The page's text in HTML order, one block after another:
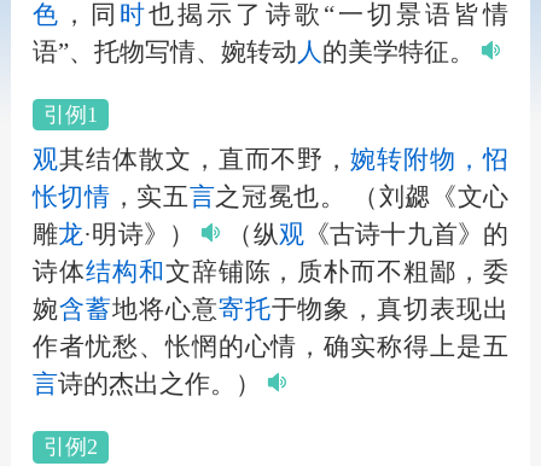
色 ，同 时也揭示了诗歌“一切景语皆情
语”、托物写情、婉转动 人 的美学特征。
引例1
观其结体散文，直而不野，婉转附物，怊
怅切情 ，实五言之冠冕也。
（刘勰《文心
雕龙·明诗》） （纵观《古诗十九首》的
诗体结构和文辞铺陈，质朴而不粗鄙，委
婉含蓄地将心意寄托于物象，真切表现出
作者忧愁、怅惘的心情，确实称得上是五
言诗的杰出之作。）
引例2